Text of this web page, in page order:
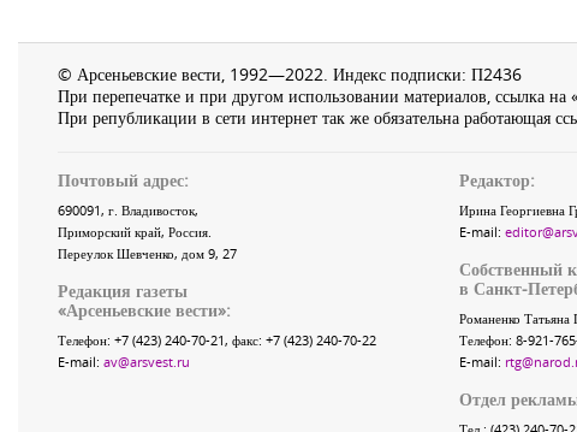
© Арсеньевские вести, 1992—2022. Индекс подписки: П2436
При перепечатке и при другом использовании материалов, ссылка на
При републикации в сети интернет так же обязательна работающая
Почтовый адрес:
690091, г. Владивосток,
Приморский край, Россия.
Переулок Шевченко, дом 9, 27
Редакция газеты
«Арсеньевские вести»:
Телефон: +7 (423) 240-70-21, факс: +7 (423) 240-70-22
E-mail: av@arsvest.ru
Редактор:
Ирина Георгиевна
E-mail:
Собственный
в Санкт-
Романенко Татьяна
Телефон: 8-921-
E-mail:
Отдел